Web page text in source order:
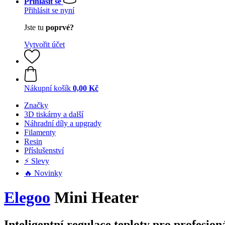
Přihlásit se nyní
Jste tu poprvé?
Vytvořit účet
Nákupní košík 0,00 Kč
Značky
3D tiskárny a další
Náhradní díly a upgrady
Filamenty
Resin
Příslušenství
⚡ Slevy
🔥 Novinky
Elegoo Mini Heater